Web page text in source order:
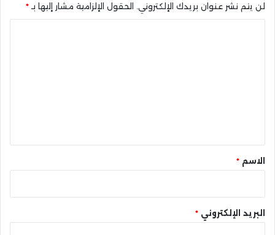
لن يتم نشر عنوان بريدك الإلكتروني. الحقول الإلزامية مشار إليها بـ *
* الاسم *
البريد الإلكتروني *